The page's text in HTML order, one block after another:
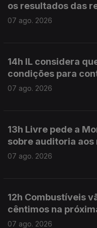
os resultados das
07 ago. 2026
14h IL considera
condições para
07 ago. 2026
13h Livre pede a
sobre auditoria aos
07 ago. 2026
12h Combustíveis
cêntimos na
07 ago. 2026